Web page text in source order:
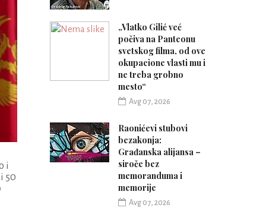
i
50
„Vlatko Gilić već
počiva na Panteonu
svetskog filma, od ove
okupacione vlasti mu i
ne treba grobno
mesto“
Avg 07, 2026
Raonićevi stubovi
bezakonja:
Građanska alijansa –
siroče bez
memoranduma i
memorije
Avg 07, 2026